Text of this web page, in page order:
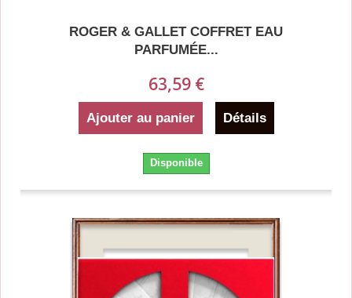
ROGER & GALLET COFFRET EAU
PARFUMÉE...
63,59 €
Ajouter au panier Détails
Disponible